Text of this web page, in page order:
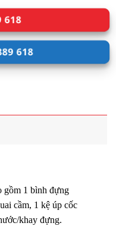
618
618
gồm 1 bình đựng
cầm, 1 kệ úp cốc
khay đựng.